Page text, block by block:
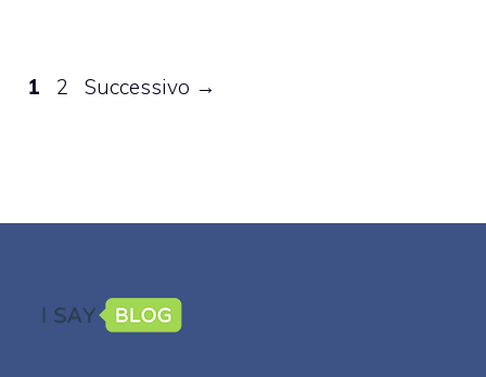
Pagina
1 Pagina
2 Successivo →